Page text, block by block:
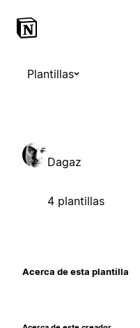
Plantillas
Dagaz
4 plantillas
Acerca de esta plantilla